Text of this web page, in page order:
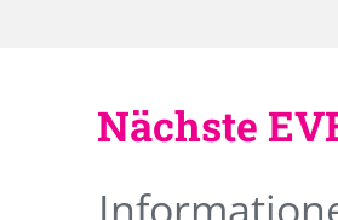
Nächste